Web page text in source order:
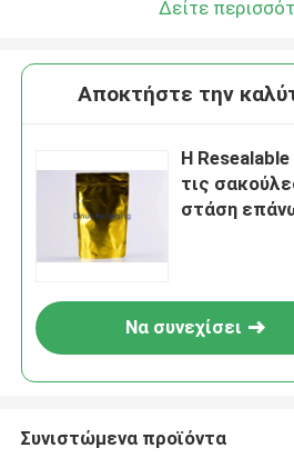
Δείτε
Αποκτήστε την
Η
τις
στάση
Να συνεχίσει
Συνιστώμενα προϊόντα